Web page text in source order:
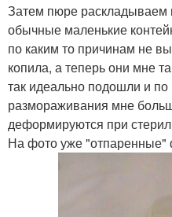
Затем пюре
обычные маленькие
по каким то причинам не
копила, а теперь они мне
так идеально подошли и
размораживания мне
деформируются при
На фото уже "отпаренные"